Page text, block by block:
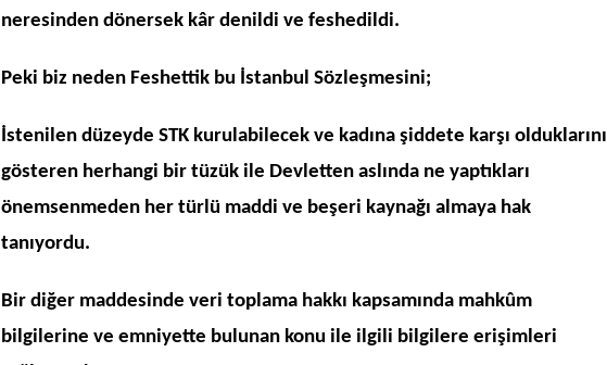
neresinden dönersek kâr denildi ve feshedildi.
Peki biz neden Feshettik bu İstanbul Sözleşmesini;
İstenilen düzeyde STK kurulabilecek ve kadına şiddete karşı olduklarını
gösteren herhangi bir tüzük ile Devletten aslında ne yaptıkları
önemsenmeden her türlü maddi ve beşeri kaynağı almaya hak
tanıyordu.
Bir diğer maddesinde veri toplama hakkı kapsamında mahkûm
bilgilerine ve emniyette bulunan konu ile ilgili bilgilere erişimleri